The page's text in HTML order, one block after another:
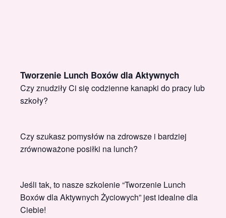
Tworzenie Lunch Boxów dla Aktywnych
Czy znudziły Ci się codzienne kanapki do pracy lub
szkoły?
Czy szukasz pomysłów na zdrowsze i bardziej
zrównoważone posiłki na lunch?
Jeśli tak, to nasze szkolenie “Tworzenie Lunch
Boxów dla Aktywnych Życiowych” jest idealne dla
Ciebie!